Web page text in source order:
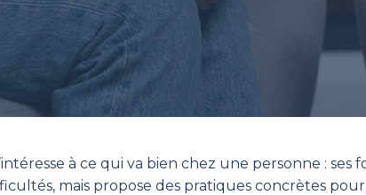
à ce qui va bien chez une personne : ses
mais propose des pratiques concrètes